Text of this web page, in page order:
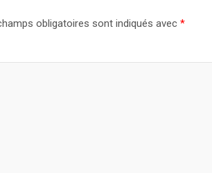
obligatoires sont indiqués avec *